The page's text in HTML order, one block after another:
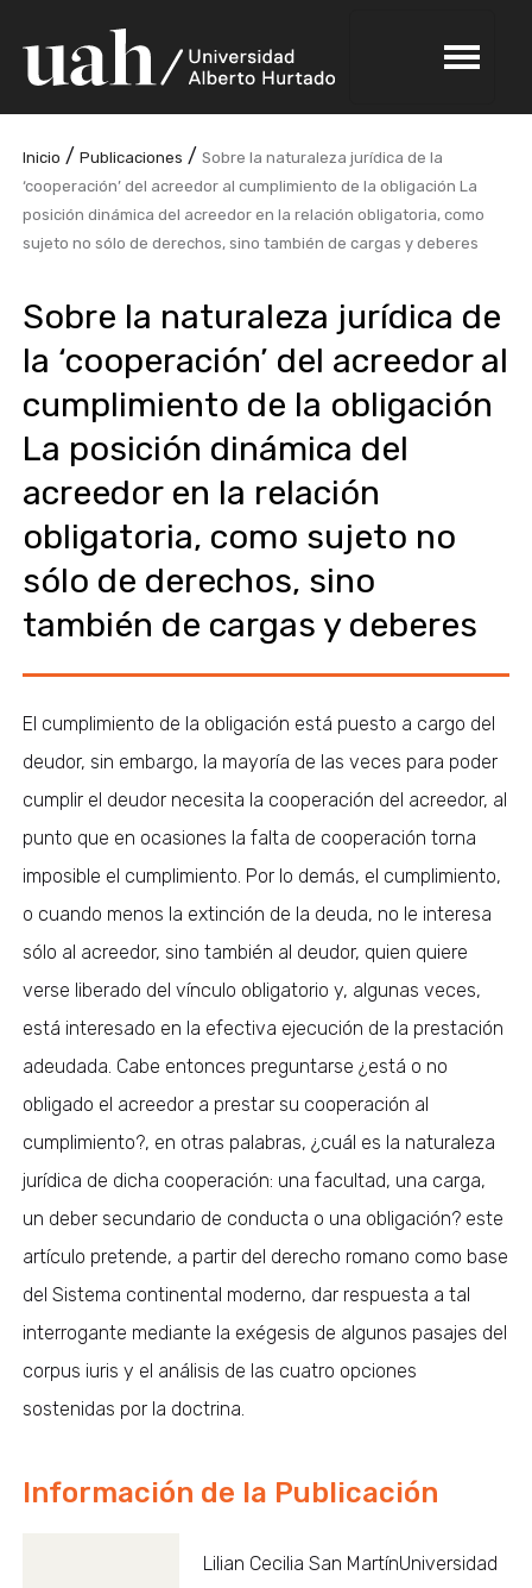
Inicio /Publicaciones /Sobre la naturaleza jurídica de la
‘cooperación’ del acreedor al cumplimiento de la obligación La
posición dinámica del acreedor en la relación obligatoria, como
sujeto no sólo de derechos, sino también de cargas y deberes
Sobre la naturaleza jurídica de
la ‘cooperación’ del acreedor al
cumplimiento de la obligación
La posición dinámica del
acreedor en la relación
obligatoria, como sujeto no
sólo de derechos, sino
también de cargas y deberes
El cumplimiento de la obligación está puesto a cargo del
deudor, sin embargo, la mayoría de las veces para poder
cumplir el deudor necesita la cooperación del acreedor, al
punto que en ocasiones la falta de cooperación torna
imposible el cumplimiento. Por lo demás, el cumplimiento,
o cuando menos la extinción de la deuda, no le interesa
sólo al acreedor, sino también al deudor, quien quiere
verse liberado del vínculo obligatorio y, algunas veces,
está interesado en la efectiva ejecución de la prestación
adeudada. Cabe entonces preguntarse ¿está o no
obligado el acreedor a prestar su cooperación al
cumplimiento?, en otras palabras, ¿cuál es la naturaleza
jurídica de dicha cooperación: una facultad, una carga,
un deber secundario de conducta o una obligación? este
artículo pretende, a partir del derecho romano como base
del Sistema continental moderno, dar respuesta a tal
interrogante mediante la exégesis de algunos pasajes del
corpus iuris y el análisis de las cuatro opciones
sostenidas por la doctrina.
Información de la Publicación
Lilian Cecilia San MartínUniversidad